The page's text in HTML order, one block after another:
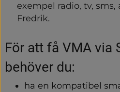
exempel radio, tv, sms,
Fredrik.
För att få VMA via
behöver du:
ha en kompatibel